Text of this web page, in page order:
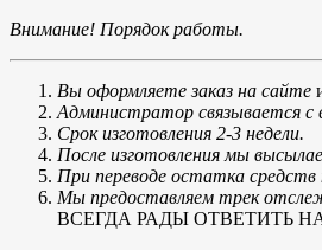
Внимание! Порядок работы.
Вы оформляете заказ на сайте
Администратор связывается с
Срок изготовления 2-3 недели.
После изготовления мы
При переводе остатка
Мы предоставляем трек
ВСЕГДА РАДЫ ОТВЕТИТЬ НА